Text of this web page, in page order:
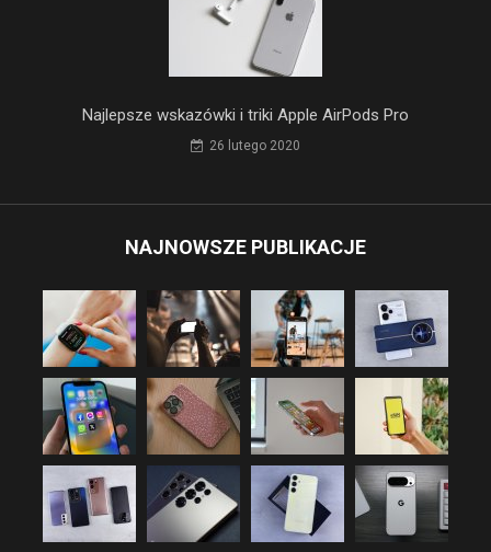
Najlepsze wskazówki i triki Apple AirPods Pro
26 lutego 2020
NAJNOWSZE PUBLIKACJE